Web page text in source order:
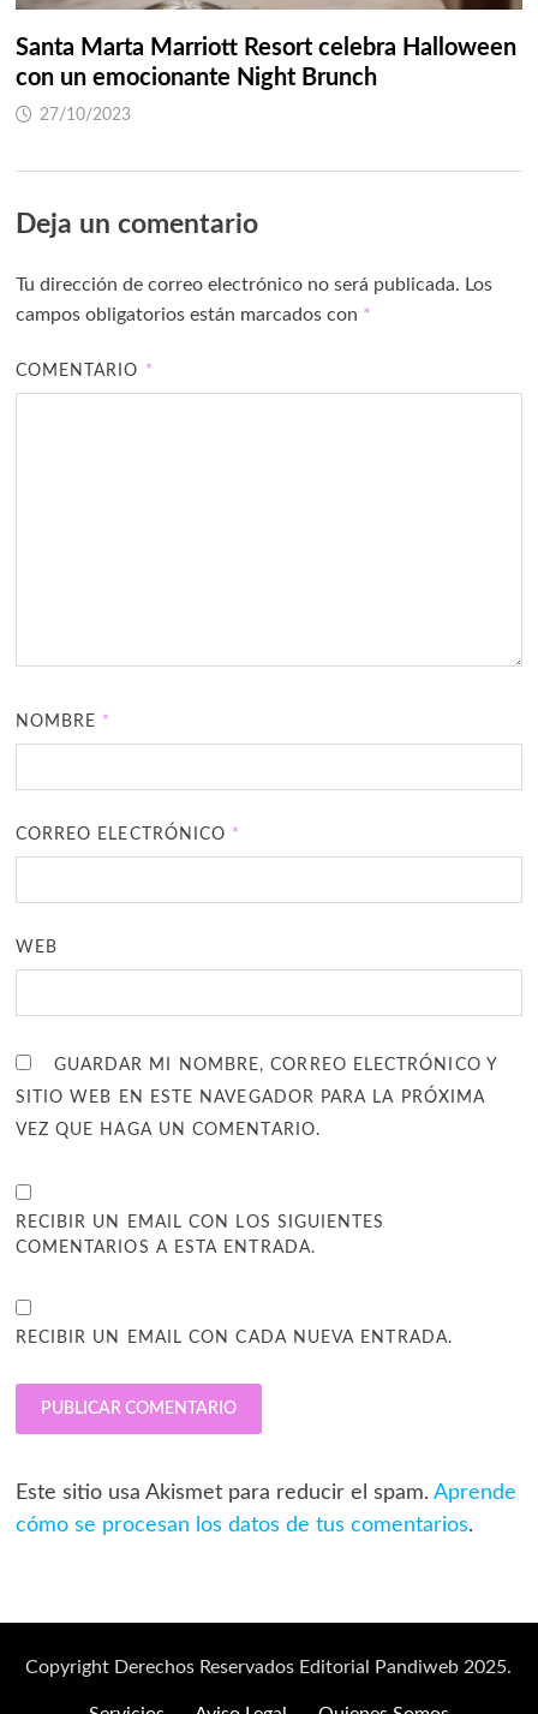
Santa Marta Marriott Resort celebra Halloween
con un emocionante Night Brunch
27/10/2023
Deja un comentario
Tu dirección de correo electrónico no será publicada. Los
campos obligatorios están marcados con *
COMENTARIO *
NOMBRE *
CORREO ELECTRÓNICO *
WEB
GUARDAR MI NOMBRE, CORREO ELECTRÓNICO Y
SITIO WEB EN ESTE NAVEGADOR PARA LA PRÓXIMA
VEZ QUE HAGA UN COMENTARIO.
RECIBIR UN EMAIL CON LOS SIGUIENTES
COMENTARIOS A ESTA ENTRADA.
RECIBIR UN EMAIL CON CADA NUEVA ENTRADA.
Este sitio usa Akismet para reducir el spam. Aprende
cómo se procesan los datos de tus comentarios.
Copyright Derechos Reservados Editorial Pandiweb 2025.